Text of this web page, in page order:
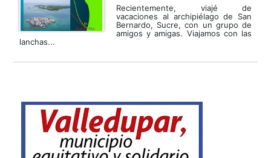
Recientemente, viajé de
vacaciones al archipiélago de San
Bernardo, Sucre, con un grupo de
amigos y amigas. Viajamos con las
lanchas...